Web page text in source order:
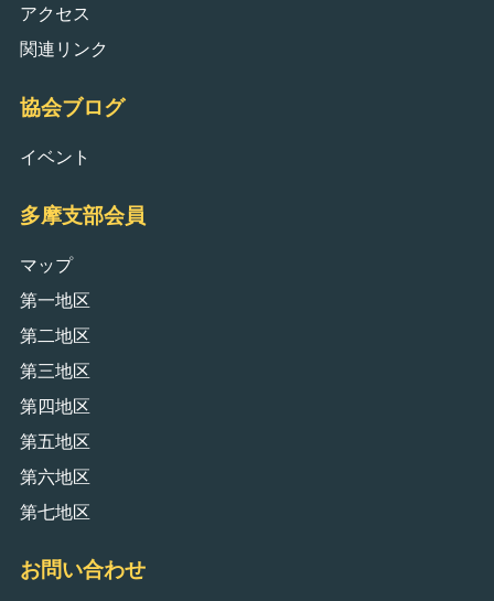
アクセス
関連リンク
協会ブログ
イベント
多摩支部会員
マップ
第一地区
第二地区
第三地区
第四地区
第五地区
第六地区
第七地区
お問い合わせ